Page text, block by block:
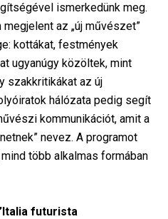
ismerkedünk meg.
az „új művészet”
kottákat, festmények
ugyanúgy közöltek, mint
szakkritikákat az új
hálózata pedig segít
kommunikációt, amit a
nevez. A programot
több alkalmas formában
futurista